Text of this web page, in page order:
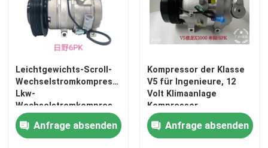
Produkte
Videos
Leichtgewichts-Scroll-
Wechselstromkompressor
Lkw-
Wechselstromkompressor
20 Pfund Gewicht
Anfrage absenden
Kompressor der Klasse
V5 für Ingenieure, 12
Volt Klimaanlage
Kompressor
Anfrage absenden